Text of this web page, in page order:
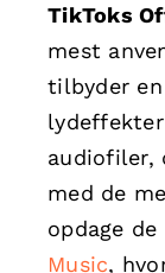
TikToks
mest
tilbyder
audiofiler,
med de
opdage
Music,